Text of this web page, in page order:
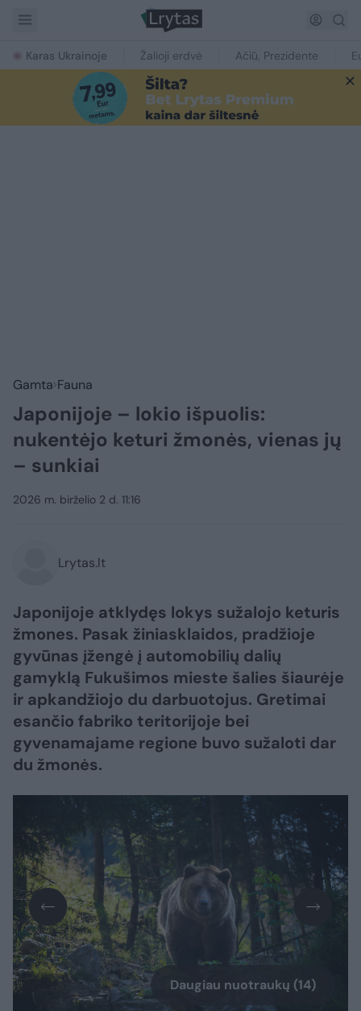
Karas Ukrainoje Žalioji erdvė Ačiū, Prezidente
Gamta Fauna
Japonijoje – lokio išpuolis:
nukentėjo keturi žmonės, vienas jų
– sunkiai
2026 m. birželio 2 d. 11:16
Lrytas.lt
Japonijoje atklydęs lokys sužalojo keturis
žmones. Pasak žiniasklaidos, pradžioje
gyvūnas įžengė į automobilių dalių
gamyklą Fukušimos mieste šalies šiaurėje
ir apkandžiojo du darbuotojus. Gretimai
esančio fabriko teritorijoje bei
gyvenamajame regione buvo sužaloti dar
du žmonės.
Daugiau nuotraukų (14)